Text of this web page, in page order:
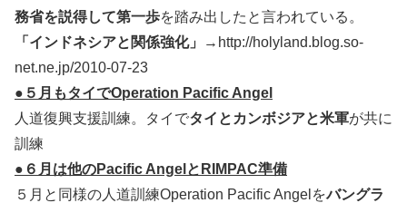
務省を説得して第一歩を踏み出したと言われている。
「インドネシアと関係強化」
→http://holyland.blog.so-
net.ne.jp/2010-07-23
●５月もタイでOperation Pacific Angel
人道復興支援訓練。タイでタイとカンボジアと米軍が共に
訓練
●６月は他のPacific AngelとRIMPAC準備
５月と同様の人道訓練Operation Pacific Angelをバングラ